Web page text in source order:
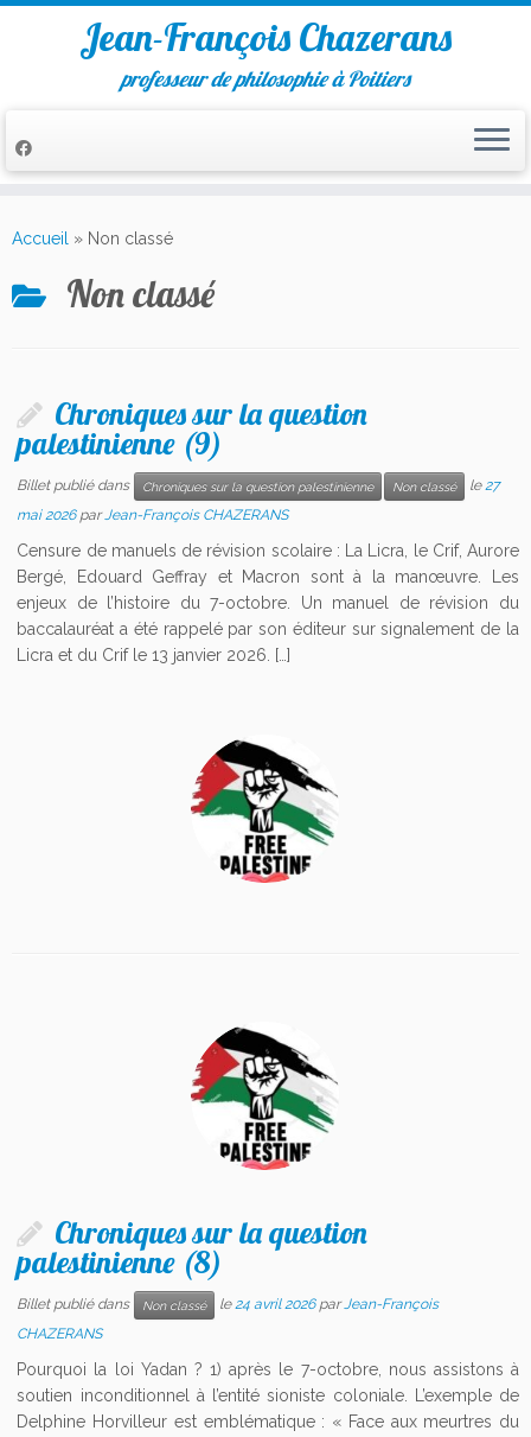
au
Jean-François Chazerans
professeur de philosophie à Poitiers
Accueil » Non classé
Non classé
Chroniques sur la question
palestinienne (9)
Billet publié dans Chroniques sur la question palestinienne Non classé le27
mai 2026 parJean-François CHAZERANS
Censure de manuels de révision scolaire : La Licra, le Crif, Aurore
Bergé, Edouard Geffray et Macron sont à la manœuvre. Les
enjeux de l’histoire du 7-octobre. Un manuel de révision du
baccalauréat a été rappelé par son éditeur sur signalement de la
Licra et du Crif le 13 janvier 2026. […]
Chroniques sur la question
palestinienne (8)
Billet publié dans Non classé le24 avril 2026 parJean-François
CHAZERANS
Pourquoi la loi Yadan ? 1) après le 7-octobre, nous assistons à
soutien inconditionnel à l’entité sioniste coloniale. L’exemple de
Delphine Horvilleur est emblématique : « Face aux meurtres du